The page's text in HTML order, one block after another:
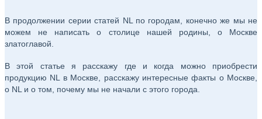
В продолжении серии статей NL по городам, конечно же мы не
можем не написать о столице нашей родины, о Москве
златоглавой.
В этой статье я расскажу где и когда можно приобрести
продукцию NL в Москве, расскажу интересные факты о Москве,
о NL и о том, почему мы не начали с этого города.